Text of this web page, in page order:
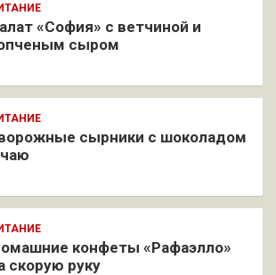
«София» с ветчиной и
сыром
сырники с шоколадом
конфеты «Рафаэлло»
скорую руку